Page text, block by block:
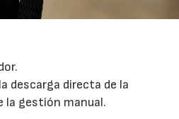
descarga directa de la
la gestión manual.